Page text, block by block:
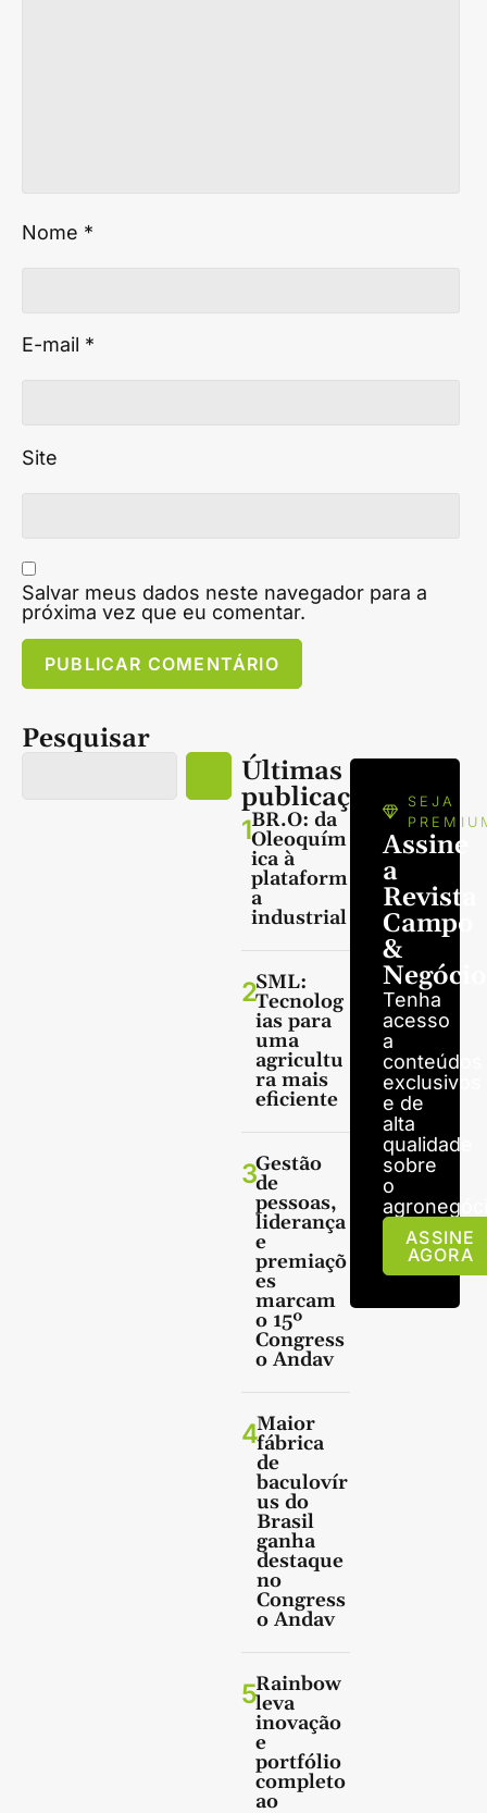
Nome *
E-mail *
Site
Salvar meus dados neste navegador para a
próxima vez que eu comentar.
Pesquisar
Últimas
publicações
1BR.O: da
Oleoquím
ica à
plataform
a
industrial
2SML:
Tecnolog
ias para
uma
agricultu
ra mais
eficiente
3Gestão
de
pessoas,
liderança
e
premiaçõ
es
marcam
o 15º
Congress
o Andav
4Maior
fábrica
de
baculovír
us do
Brasil
ganha
destaque
no
Congress
o Andav
5Rainbow
leva
inovação
e
portfólio
completo
ao
SEJA
Assine
a
Revista
Campo
&
Tenha
acesso
a
conteúdos
exclusivos
e de
alta
qualidade
sobre
o
ASSINE
AGORA